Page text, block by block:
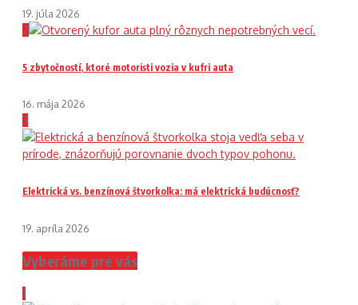
19. júla 2026
2
5 zbytočností, ktoré motoristi vozia v kufri auta
16. mája 2026
3
Elektrická vs. benzínová štvorkolka: má elektrická budúcnosť?
19. apríla 2026
Vyberáme pre vás
1